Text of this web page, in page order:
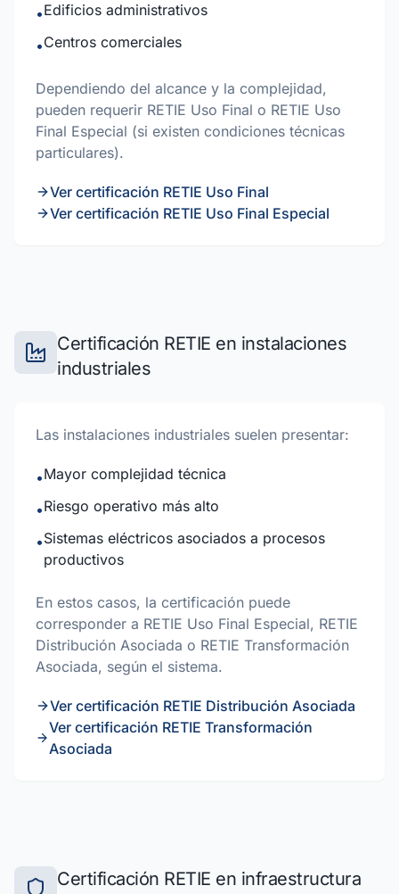
•Edificios administrativos
•Centros comerciales
Dependiendo del alcance y la complejidad,
pueden requerir RETIE Uso Final o RETIE Uso
Final Especial (si existen condiciones técnicas
particulares).
Ver certificación RETIE Uso Final
Ver certificación RETIE Uso Final Especial
Certificación RETIE en instalaciones
industriales
Las instalaciones industriales suelen presentar:
•Mayor complejidad técnica
•Riesgo operativo más alto
•Sistemas eléctricos asociados a procesos
productivos
En estos casos, la certificación puede
corresponder a RETIE Uso Final Especial, RETIE
Distribución Asociada o RETIE Transformación
Asociada, según el sistema.
Ver certificación RETIE Distribución Asociada
Ver certificación RETIE Transformación
Asociada
Certificación RETIE en infraestructura